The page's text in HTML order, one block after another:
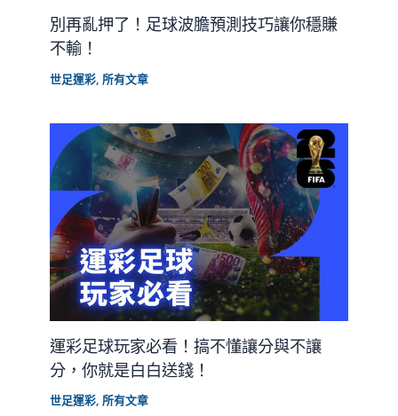
別再亂押了！足球波膽預測技巧讓你穩賺
不輸！
世足運彩,所有文章
運彩足球玩家必看！搞不懂讓分與不讓
分，你就是白白送錢！
世足運彩,所有文章